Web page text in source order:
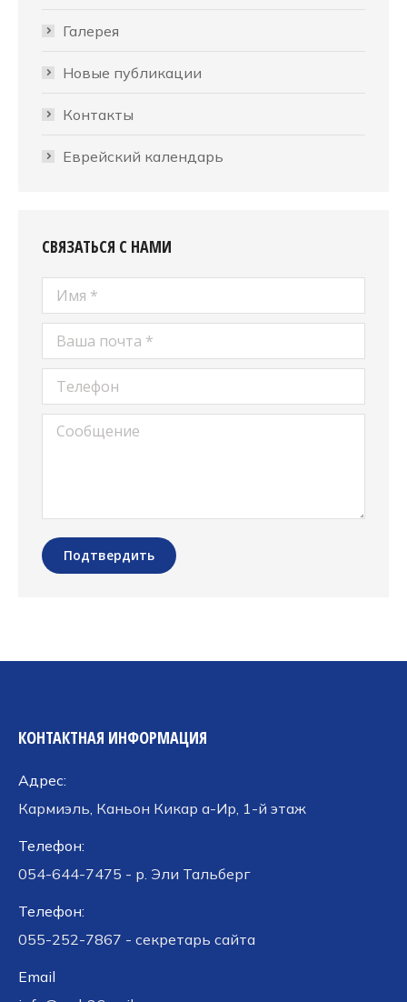
Галерея
Новые публикации
Контакты
Еврейский календарь
СВЯЗАТЬСЯ С НАМИ
Имя *
Ваша почта *
Телефон
Сообщение
Подтвердить
КОНТАКТНАЯ ИНФОРМАЦИЯ
Адрес:
Кармиэль, Каньон Кикар а-Ир, 1-й этаж
Телефон:
054-644-7475 - р. Эли Тальберг
Телефон:
055-252-7867 - секретарь сайта
Email